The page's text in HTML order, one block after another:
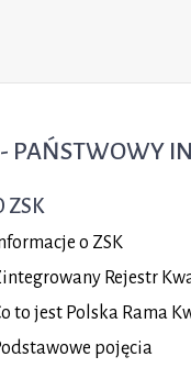
PAŃSTWOWY
ZSK
o ZSK
Rejestr
to jest Polska Rama
pojęcia